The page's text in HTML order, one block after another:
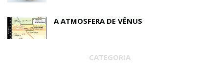
A ATMOSFERA DE VÊNUS
CATEGORIA